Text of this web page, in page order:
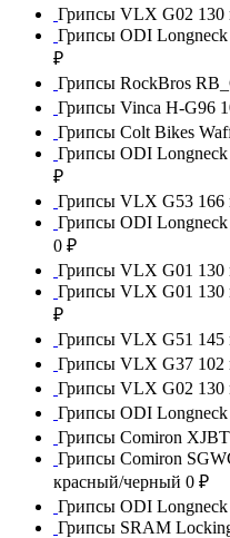
Грипсы VLX G02 130
Грипсы ODI
₽
Грипсы RockBros
Грипсы Vinca H-G96
Грипсы Colt Bikes
Грипсы ODI
₽
Грипсы VLX G53 166
Грипсы ODI
0 ₽
Грипсы VLX G01 130
Грипсы VLX G01 130
₽
Грипсы VLX G51 145
Грипсы VLX G37 102
Грипсы VLX G02 130
Грипсы ODI
Грипсы Comiron
Грипсы Comiron
красный/черный 0 ₽
Грипсы ODI
Грипсы SRAM